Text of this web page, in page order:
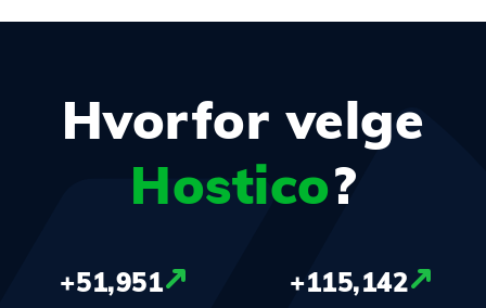
Hvorfor velge
Hostico?
+51,951 +115,142